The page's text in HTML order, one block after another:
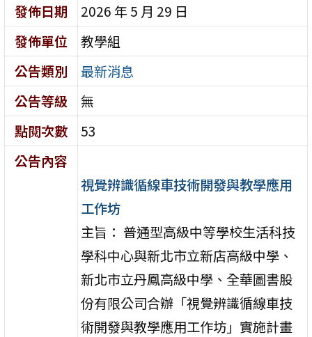
發佈日期
2026 年 5 月 29 日
發佈單位
教學組
公告類別
最新消息
公告等級
無
點閱次數
53
公告內容
視覺辨識循線車技術開發與教學應用
工作坊
主旨： 普通型高級中等學校生活科技
學科中心與新北市立新店高級中學、
新北市立丹鳳高級中學、全華圖書股
份有限公司合辦「視覺辨識循線車技
術開發與教學應用工作坊」實施計畫